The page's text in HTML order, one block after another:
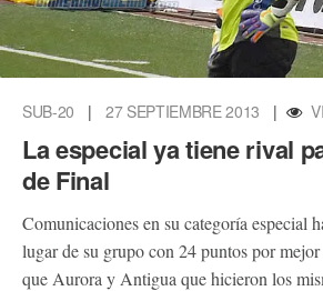
SUB-20 | 27 SEPTIEMBRE 2013 |
La especial ya tiene rival
de Final
Comunicaciones en su categoría especial
lugar de su grupo con 24 puntos por
que Aurora y Antigua que hicieron los